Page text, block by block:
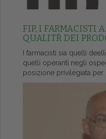
FIP, I FARMACISTI
QUALITŔ DEI
I farmacisti sia quelli
quelli operanti negli
posizione privilegiata per